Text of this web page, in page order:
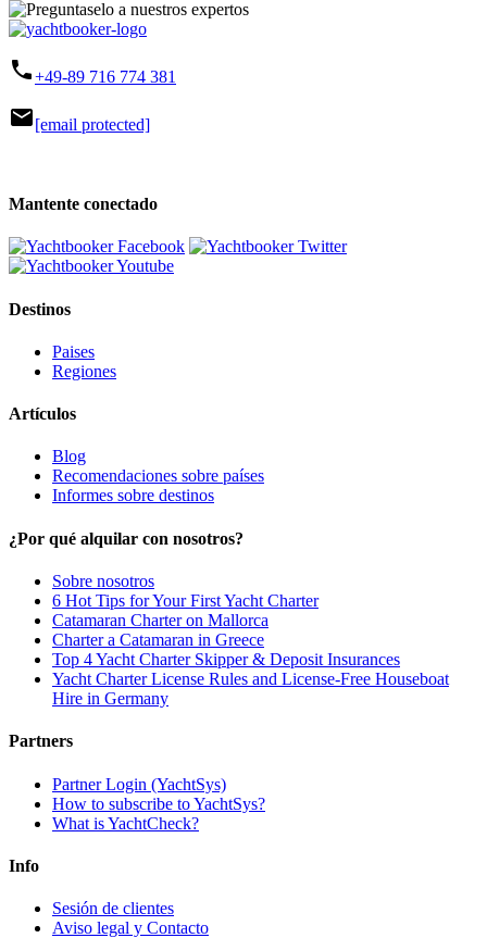
phone+49-89 716 774 381
mail[email protected]
Mantente conectado
Destinos
Paises
Regiones
Artículos
Blog
Recomendaciones sobre países
Informes sobre destinos
¿Por qué alquilar con nosotros?
Sobre nosotros
6 Hot Tips for Your First Yacht Charter
Catamaran Charter on Mallorca
Charter a Catamaran in Greece
Top 4 Yacht Charter Skipper & Deposit Insurances
Yacht Charter License Rules and License-Free Houseboat
Hire in Germany
Partners
Partner Login (YachtSys)
How to subscribe to YachtSys?
What is YachtCheck?
Info
Sesión de clientes
Aviso legal y Contacto